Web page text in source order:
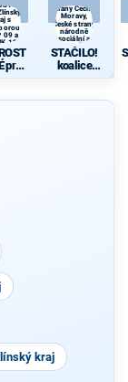
s
09 a
12
pro
s
strany Čech a
Moravy,
České strany
národně
sociální a
ČSSD – České
suverenity
soc. dem.
STAČILO!
koalice
Komunisti
Čech a
kraj